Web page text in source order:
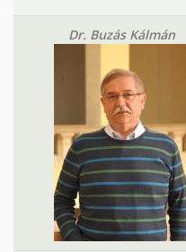
Dr. Buzás Kálmán